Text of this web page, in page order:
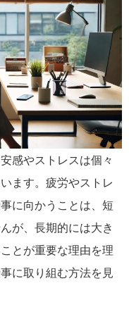
感やストレスは個々
ます。疲労やストレ
に向かうことは、短
が、長期的には大き
とが重要な理由を理
に取り組む方法を見